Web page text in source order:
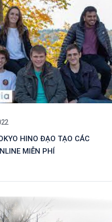
HINO ĐẠO TẠO CÁC
MIỄN PHÍ